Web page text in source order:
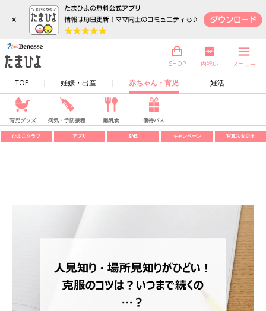
×
TOP 妊娠・出産 赤ちゃん・育児 妊活
SHOP 内祝い メニュー
育児グッズ 病気・予防接種 離乳食 優待パス
ひよこクラブ アプリ SNS キャンペーン 写真スタジオ